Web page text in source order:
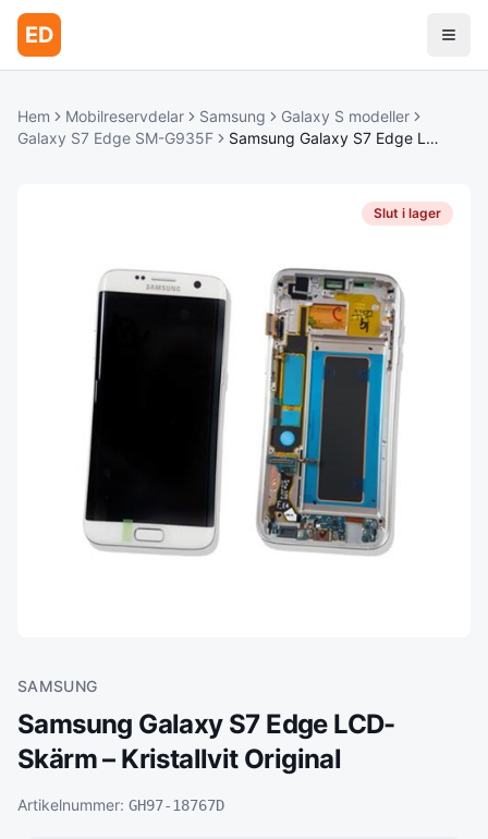
ED
Hem Mobilreservdelar Samsung
Galaxy S modeller
Galaxy S7 Edge SM-G935F
Samsung Galaxy S7 Edge LCD-Skärm – Kristallvit Original
Slut i lager
SAMSUNG
Samsung Galaxy S7 Edge LCD-
Skärm – Kristallvit Original
Artikelnummer: GH97-18767D